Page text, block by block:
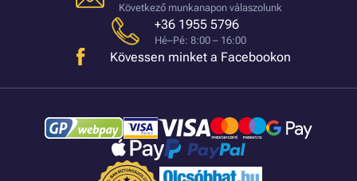
Következő munkanapon válaszolunk
+36 1955 5796
Hé–Pé: 8:00 – 16:00
Kövessen minket a Facebookon